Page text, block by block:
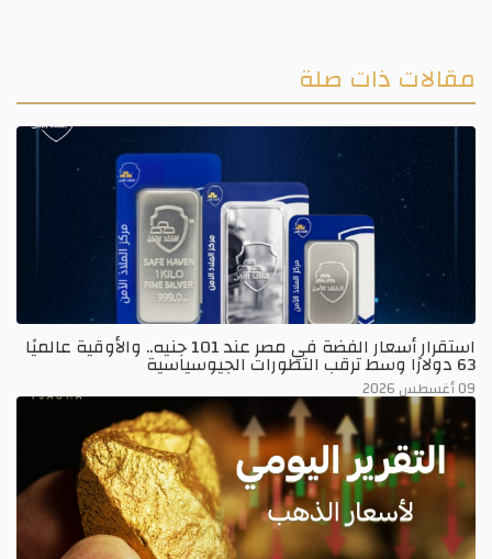
مقالات ذات صلة
استقرار أسعار الفضة في مصر عند 101 جنيه.. والأوقية عالميًا
63 دولارًا وسط ترقب التطورات الجيوسياسية
09 أغسطس 2026